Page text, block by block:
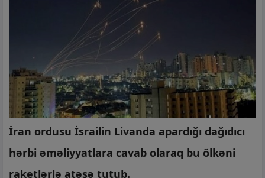
İran ordusu İsrailin Livanda apardığı dağıdıcı
hərbi əməliyyatlara cavab olaraq bu ölkəni
raketlərlə atəşə tutub.